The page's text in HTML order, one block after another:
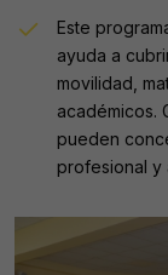
Este
ayuda a
movilidad,
académicos.
pueden
profesional y